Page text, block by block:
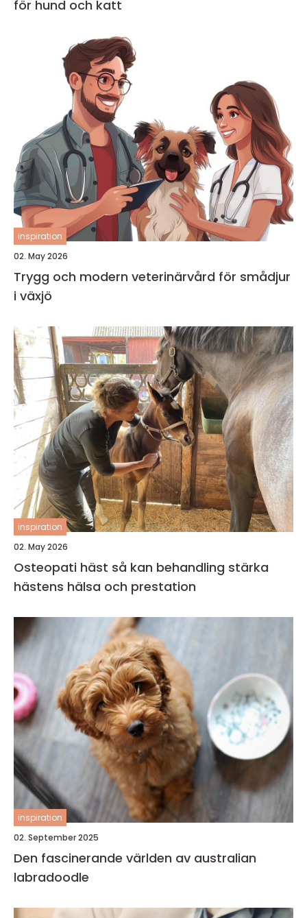
för hund och katt
inspiration
02. May 2026
Trygg och modern veterinärvård för smådjur
i växjö
inspiration
02. May 2026
Osteopati häst så kan behandling stärka
hästens hälsa och prestation
inspiration
02. September 2025
Den fascinerande världen av australian
labradoodle